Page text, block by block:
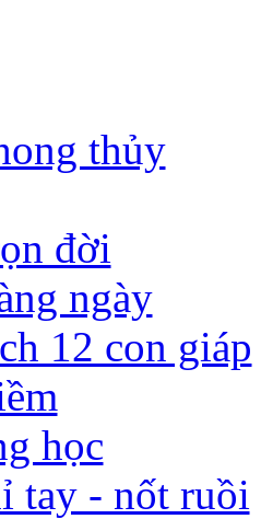
thủy
đời
ngày
12 con giáp
học
tay - nốt ruồi